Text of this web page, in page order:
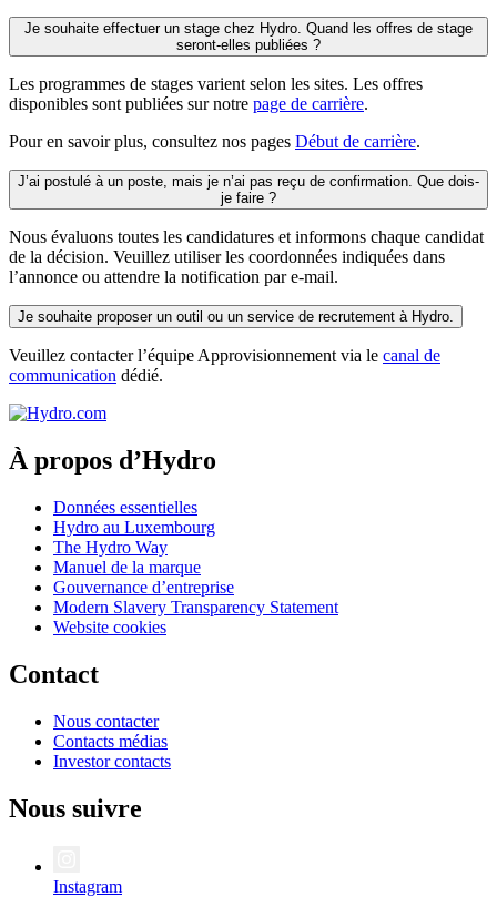
Je souhaite effectuer un stage chez Hydro. Quand les offres de stage
seront-elles publiées ?
Les programmes de stages varient selon les sites. Les offres
disponibles sont publiées sur notre page de carrière.
Pouren savoir plus, consultez nos pages Début de carrière.
J’ai postulé à un poste, mais je n’ai pas reçu de confirmation. Que dois-
je faire ?
Nous évaluons toutes les candidatures et informons chaque candidat
de la décision. Veuillez utiliserles coordonnées indiquées dans
l’annonce ou attendre la notification par e-mail.
Je souhaite proposer un outil ou un service de recrutement à Hydro.
Veuillez contacter l’équipe Approvisionnement via le canal de
communication dédié.
À propos d’Hydro
Données essentielles
Hydro au Luxembourg
The Hydro Way
Manuel de la marque
Gouvernance d’entreprise
Modern Slavery Transparency Statement
Website cookies
Contact
Nous contacter
Contacts médias
Investor contacts
Nous suivre
Instagram